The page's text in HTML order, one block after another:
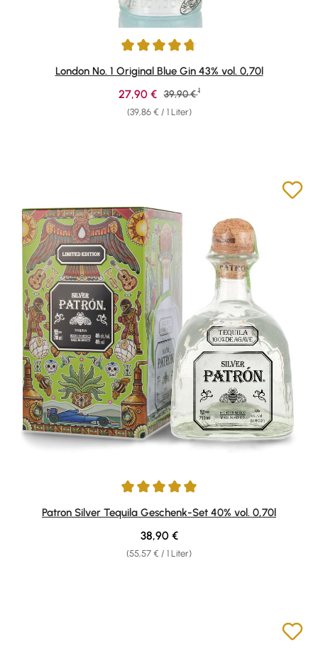
Durchschnittliche Bewertung von 4.76 von 5 Sternen
London No. 1 Original Blue Gin 43% vol. 0,70l
(39,86 € / 1 Liter)
Verkaufspreis:
27,90 € Regulärer Preis:
39,90 € 1
Durchschnittliche Bewertung von 5 von 5 Sternen
Patron Silver Tequila Geschenk-Set 40% vol. 0,70l
(55,57 € / 1 Liter)
Regulärer Preis:
38,90 €